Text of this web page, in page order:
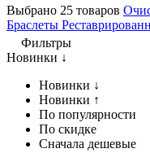
Выбрано 25 товаров
Браслеты
Фильтры
Новинки ↓
Новинки ↓
Новинки ↑
По популярности
По скидке
Сначала дешевые